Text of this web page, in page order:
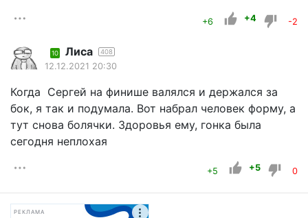
+6 +4 -2
10 Лиса 408
12.12.2021 20:30
Когда Сергей на финише валялся и держался за
бок, я так и подумала. Вот набрал человек форму, а
тут снова болячки. Здоровья ему, гонка была
сегодня неплохая
+5 +5 0
РЕКЛАМА